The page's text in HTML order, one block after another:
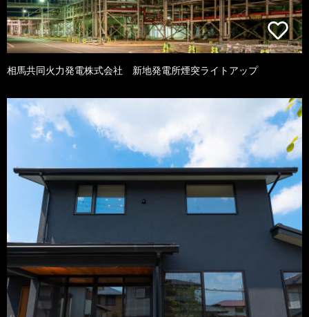
相馬共同火力発電株式会社 新地発電所煙突ライトアップ